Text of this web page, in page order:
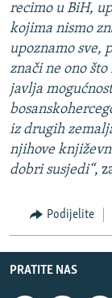
recimo u BiH,
kojima nismo
upoznamo sve,
znači ne ono
javlja
iz drugih
njihove
dobri susjedi“,
Podijelite
PRATITE NAS